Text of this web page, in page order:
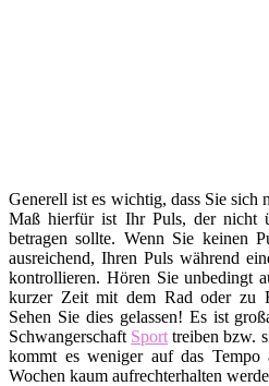
Generell ist es wichtig, dass Sie sich
Maß hierfür ist Ihr Puls, der nicht
betragen sollte. Wenn Sie keinen
ausreichend, Ihren Puls während
kontrollieren. Hören Sie unbedingt
kurzer Zeit mit dem Rad oder zu
Sehen Sie dies gelassen! Es ist
Schwangerschaft Sport treiben bzw.
kommt es weniger auf das
Wochen kaum aufrechterhalten